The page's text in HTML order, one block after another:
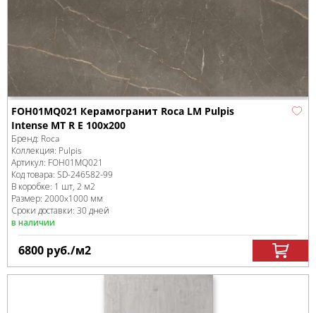
FOH01MQ021 Керамогранит Roca LM Pulpis
Intense MT R E 100x200
Бренд: Roca
Коллекция: Pulpis
Артикул: FOH01MQ021
Код товара: SD-246582-99
В коробке: 1 шт, 2 м2
Размер: 2000x1000 мм
Сроки доставки: 30 дней
в наличии
6800 руб./м2